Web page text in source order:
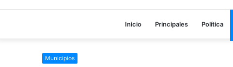
Inicio Principales Política
Municipios